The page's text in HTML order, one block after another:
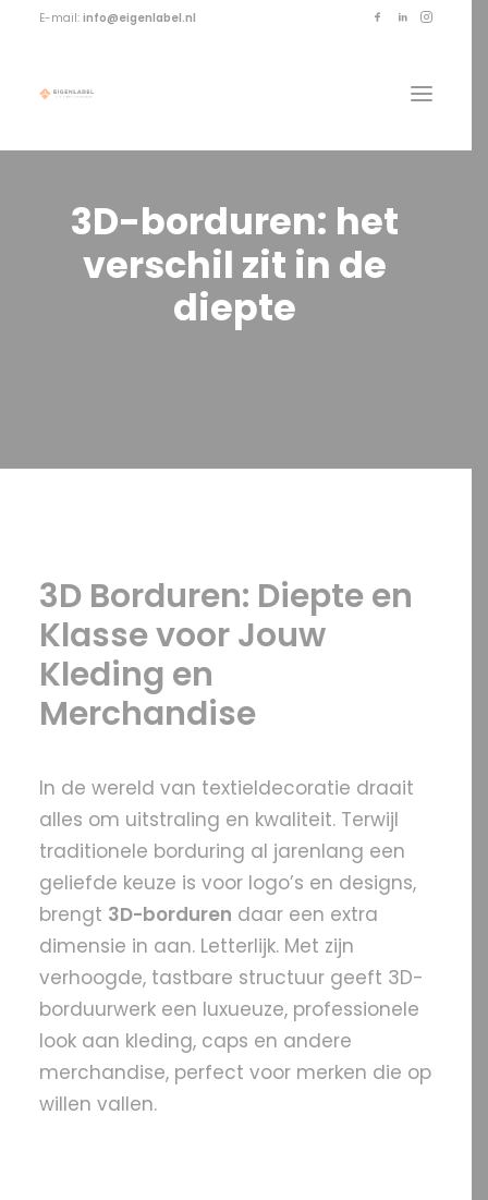
E-mail: info@eigenlabel.nl
SEARCH
3D-borduren: het
verschil zit in de
diepte
3D Borduren: Diepte en
Klasse voor Jouw
Kleding en
Merchandise
In de wereld van textieldecoratie draait
alles om uitstraling en kwaliteit. Terwijl
traditionele borduring al jarenlang een
geliefde keuze is voor logo’s en designs,
brengt 3D-borduren daar een extra
dimensie in aan. Letterlijk. Met zijn
verhoogde, tastbare structuur geeft 3D-
borduurwerk een luxueuze, professionele
look aan kleding, caps en andere
merchandise, perfect voor merken die op
willen vallen.